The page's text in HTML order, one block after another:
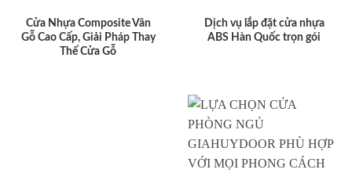
Cửa Nhựa Composite Vân
Gỗ Cao Cấp, Giải Pháp Thay
Thế Cửa Gỗ
Dịch vụ lắp đặt cửa nhựa
ABS Hàn Quốc trọn gói